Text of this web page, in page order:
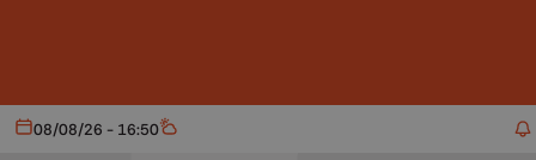
Aujourd'hui
08/08/26 - 16:50 Météo